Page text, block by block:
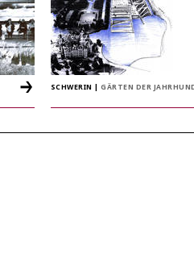
SCHWERIN |GÄRTEN DER